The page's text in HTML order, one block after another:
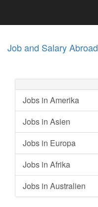
Job and Salary Abroad
Jobs in Amerika
Jobs in Asien
Jobs in Europa
Jobs in Afrika
Jobs in Australien